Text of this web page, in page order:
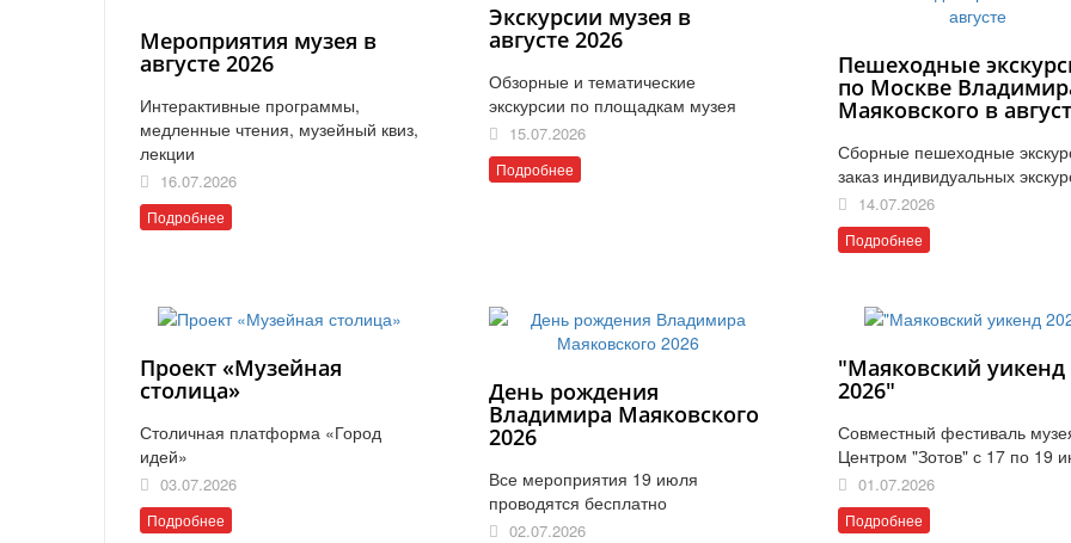
Мероприятия музея в
августе 2026
Интерактивные программы,
медленные чтения, музейный квиз,
лекции
16.07.2026
Подробнее
Экскурсии музея в
августе 2026
Обзорные и тематические
экскурсии по площадкам музея
15.07.2026
Подробнее
Пешеходные
по Москве
Маяковского в
Сборные пешеходные
заказ индивидуальных
14.07.2026
Подробнее
Проект «Музейная
столица»
Столичная платформа «Город
идей»
03.07.2026
Подробнее
День рождения
Владимира Маяковского
2026
Все мероприятия 19 июля
проводятся бесплатно
02.07.2026
"Маяковский уикенд
2026"
Совместный фестиваль
Центром "Зотов" с 17 по 19
01.07.2026
Подробнее